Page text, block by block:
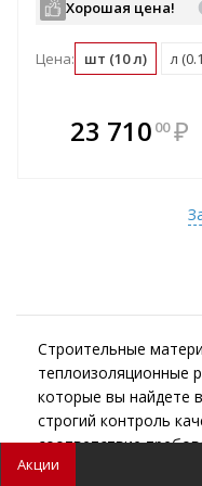
Хорошая цена!
Цена: шт (10 л) л
23 710 00 ₽
Строительные
теплоизоляционные
которые вы найдете
строгий контроль
соответствие
безопасности. При
Акции